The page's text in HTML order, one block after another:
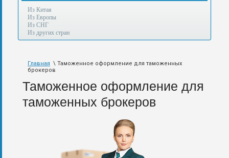
Внуково,
также
авиа,
железной
дороге.
Из Китая
Из Европы
Из СНГ
Из других стран
Главная \ Таможенное оформление для таможенных
брокеров
Таможенное оформление для
таможенных брокеров